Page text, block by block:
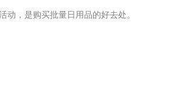
，是购买批量日用品的好去处。